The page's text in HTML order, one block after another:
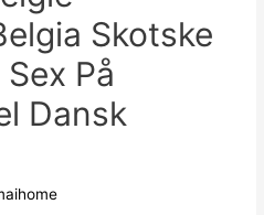
Skotske
På
Dansk